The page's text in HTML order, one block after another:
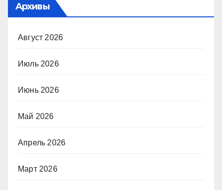
Архивы
Август 2026
Июль 2026
Июнь 2026
Май 2026
Апрель 2026
Март 2026